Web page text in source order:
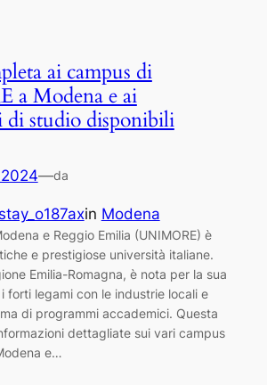
ai campus di
a Modena e ai
di studio disponibili
—da
in Modena
e Reggio Emilia (UNIMORE) è
e prestigiose università italiane.
Emilia-Romagna, è nota per la sua
forti legami con le industrie locali e
di programmi accademici. Questa
dettagliate sui vari campus
e…